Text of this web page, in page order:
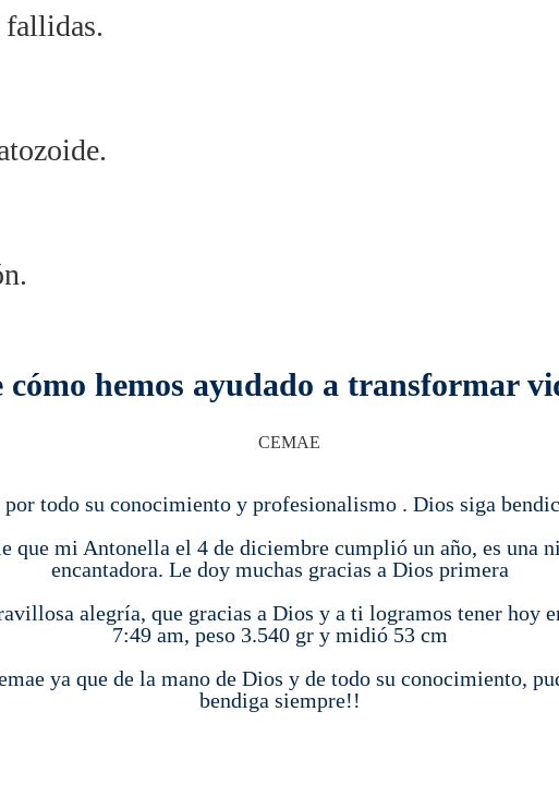
hemos ayudado a transformar
todo su conocimiento y profesionalismo . Dios siga
que mi Antonella el 4 de diciembre cumplió un año, es una
encantadora. Le doy muchas gracias a Dios primera
alegría, que gracias a Dios y a ti logramos tener hoy
7:49 am, peso 3.540 gr y midió 53 cm
ya que de la mano de Dios y de todo su conocimiento,
bendiga siempre!!